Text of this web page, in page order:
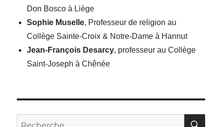
Don Bosco à Liège
Sophie Muselle, Professeur de religion au
Collège Sainte-Croix & Notre-Dame à Hannut
Jean-François Desarcy, professeur au Collège
Saint-Joseph à Chênée
Recherche